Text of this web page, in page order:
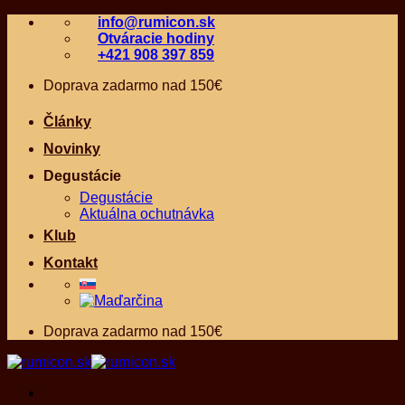
Skip
info@rumicon.sk
Otváracie hodiny
+421 908 397 859
Doprava zadarmo nad 150€
Články
Novinky
Degustácie
Degustácie
Aktuálna ochutnávka
Klub
Kontakt
Doprava zadarmo nad 150€